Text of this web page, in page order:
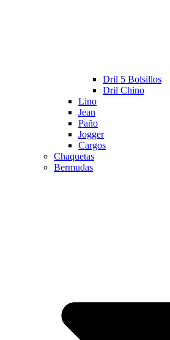
Dril 5 Bolsillos
Dril Chino
Lino
Jean
Paño
Jogger
Cargos
Chaquetas
Bermudas